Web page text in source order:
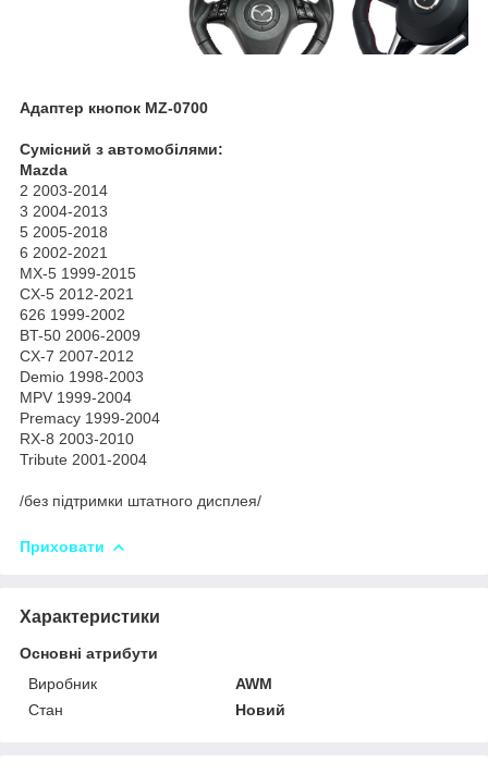
Адаптер кнопок MZ-0700
Сумісний з автомобілями:
Mazda
2 2003-2014
3 2004-2013
5 2005-2018
6 2002-2021
MX-5 1999-2015
CX-5 2012-2021
626 1999-2002
BT-50 2006-2009
CX-7 2007-2012
Demio 1998-2003
MPV 1999-2004
Premacy 1999-2004
RX-8 2003-2010
Tribute 2001-2004
/без підтримки штатного дисплея/
Приховати
Характеристики
Основні атрибути
Виробник
AWM
Стан
Новий